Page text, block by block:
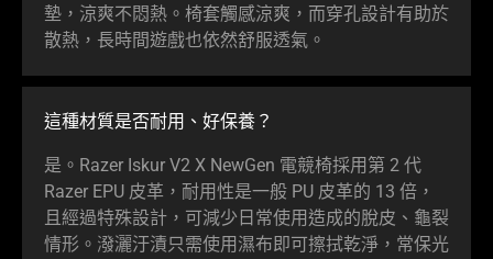
墊，涼爽不悶熱。椅套觸感涼爽，而穿孔設計有助於
散熱，長時間遊戲也依然舒服透氣 。
這種材質是否耐用、好保養 ？
是。Razer Iskur V2 X NewGen 電競椅採用第 2 代
Razer EPU 皮革，耐用性是一般 PU 皮革的 13 倍，
且經過特殊設計，可減少日常使用造成的脫皮、龜裂
情形。潑灑汙漬只需使用濕布即可擦拭乾淨，常保光